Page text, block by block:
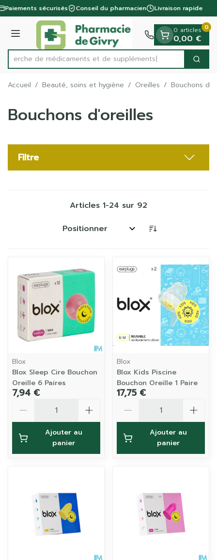
Aller au contenu
1 de 1
Paiements sécurisés Conseil du pharmacien Livraison rapide
Menu
Rechercher
Recherche de médicam
0 articles
0,00 €
0
Accueil / Beauté, soins et hygiène / Oreilles / Bouchons
Bouchons d'oreilles
Filtre
Articles 1-24 sur 92
Trier par:
Blox
Blox Sleep Cire Bouchon
Oreille 6 Paires
7,94 €
Ajouter au
panier
Blox
Blox Kids Piscine
Bouchon Oreille 1 Paire
17,75 €
Ajouter au
panier